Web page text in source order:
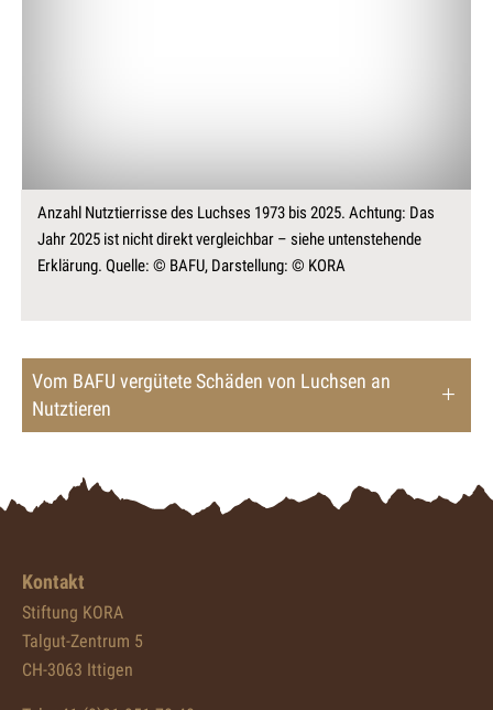
Anzahl Nutztierrisse des Luchses 1973 bis 2025. Achtung: Das
Jahr 2025 ist nicht direkt vergleichbar – siehe untenstehende
Erklärung. Quelle: © BAFU, Darstellung: © KORA
Vom BAFU vergütete Schäden von Luchsen an
Nutztieren
Kontakt
Stiftung KORA
Talgut-Zentrum 5
CH-3063 Ittigen